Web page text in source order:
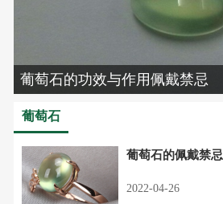
葡萄石的功效与作用佩戴禁忌
葡萄石
葡萄石的佩戴禁忌
2022-04-26